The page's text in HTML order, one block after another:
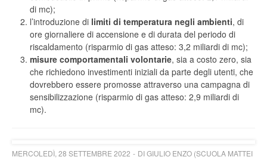
di mc);
l’introduzione di limiti di temperatura negli ambienti, di
ore giornaliere di accensione e di durata del periodo di
riscaldamento (risparmio di gas atteso: 3,2 miliardi di mc);
misure comportamentali volontarie, sia a costo zero, sia
che richiedono investimenti iniziali da parte degli utenti, che
dovrebbero essere promosse attraverso una campagna di
sensibilizzazione (risparmio di gas atteso: 2,9 miliardi di
mc).
MERCOLEDÌ, 28 SETTEMBRE 2022
DI GIULIO ENZO (SCUOLA MATTEI